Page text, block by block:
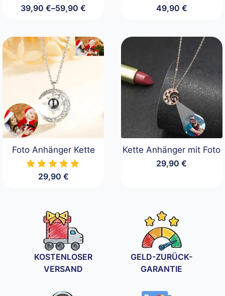
39,90€–59,90€
Preisspanne:
59,90 €
49,90 €
Foto Anhänger Kette
29,90 €
Kette Anhänger mit Foto
29,90€
KOSTENLOSER
VERSAND
GELD-ZURÜCK-
GARANTIE